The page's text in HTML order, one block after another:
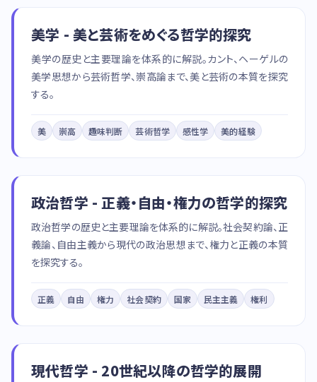
美学 - 美と芸術をめぐる哲学的探究
美学の歴史と主要理論を体系的に解説。カント、ヘーゲルの
美学思想から芸術哲学、崇高論まで、美と芸術の本質を探究
する。
美 崇高 趣味判断 芸術哲学 感性学 美的経験
政治哲学 - 正義・自由・権力の哲学的探究
政治哲学の歴史と主要理論を体系的に解説。社会契約論、正
義論、自由主義から現代の政治思想まで、権力と正義の本質
を探究する。
正義 自由 権力 社会契約 国家 民主主義 権利
現代哲学 - 20世紀以降の哲学的展開